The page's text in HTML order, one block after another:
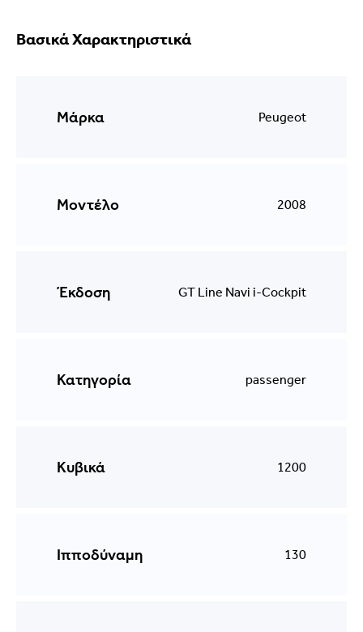
Βασικά Χαρακτηριστικά
Μάρκα Peugeot
Μοντέλο 2008
Έκδοση GT Line Navi i-Cockpit
Κατηγορία passenger
Κυβικά 1200
Ιπποδύναμη 130